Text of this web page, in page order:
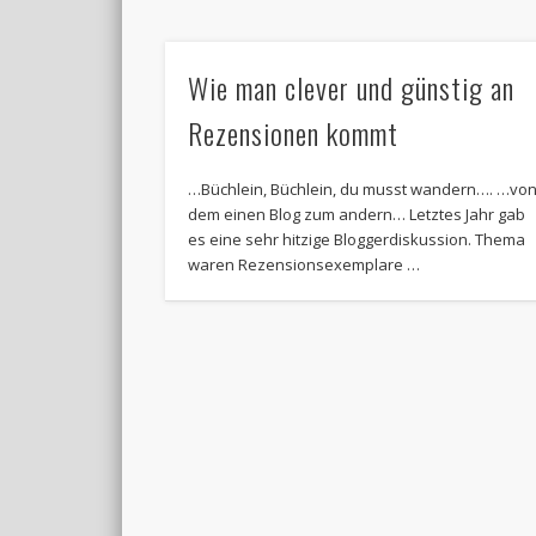
Wie man clever und günstig an
Rezensionen kommt
…Büchlein, Büchlein, du musst wandern….
dem einen Blog zum andern… Letztes Jahr gab
es eine sehr hitzige Bloggerdiskussion. Thema
waren Rezensionsexemplare …